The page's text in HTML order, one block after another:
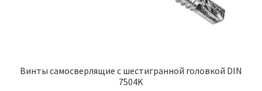
Винты самосверлящие с шестигранной головкой DIN
7504K